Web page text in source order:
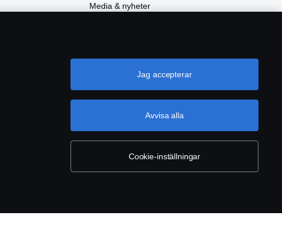
Media & nyheter
Cookie-inställningar
Avvisa alla
Jag accepterar